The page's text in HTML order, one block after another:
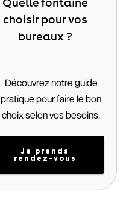
choisir pour vos
bureaux ?
Découvrez notre guide
pratique pour faire le bon
choix selon vos besoins.
Je prends
rendez-vous